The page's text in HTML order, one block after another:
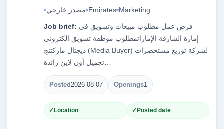
مصدر خارجي Emirates Marketing
Job brief:
إمارة الشارقة الإماراتمطلوب موظفة تسويق الكتروني
ديجتال ماركتنج (Media Buyer) لشركة توزيع مستحضرات
Posted2026-08-07 Openings1
Location Posted date